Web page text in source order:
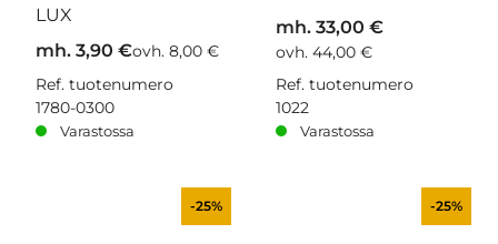
LUX
mh. 3,90 €ovh. 8,00 €
Ref. tuotenumero
1780-0300
Varastossa
mh. 33,00 €
ovh. 44,00 €
Ref. tuotenumero
1022
Varastossa
-25% -25%